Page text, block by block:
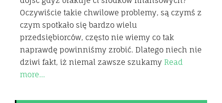
Oczywiście takie chwilowe problemy, są czymś z
czym spotkało się bardzo wielu
przedsiębiorców, często nie wiemy co tak
naprawdę powinniśmy zrobić. Dlatego niech nie
dziwi fakt, iż niemal zawsze szukamy Read
more…